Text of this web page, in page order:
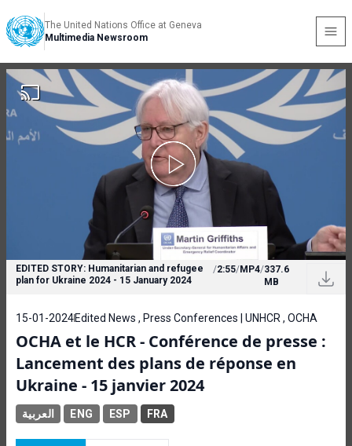
The United Nations Office at Geneva
Multimedia Newsroom
EDITED STORY: Humanitarian and refugee
plan for Ukraine 2024 - 15 January 2024
/2:55/MP4/337.6
MB
15-01-2024Edited News , Press Conferences | UNHCR , OCHA
OCHA et le HCR - Conférence de presse :
Lancement des plans de réponse en
Ukraine - 15 janvier 2024
العربية ENG ESP FRA